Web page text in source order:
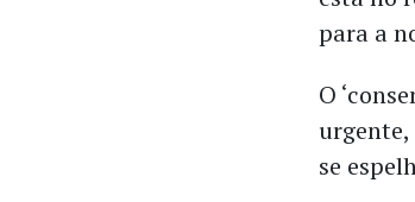
para a
O
urgente,
se